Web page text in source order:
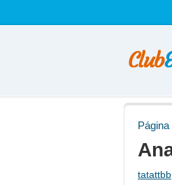
tatattbb